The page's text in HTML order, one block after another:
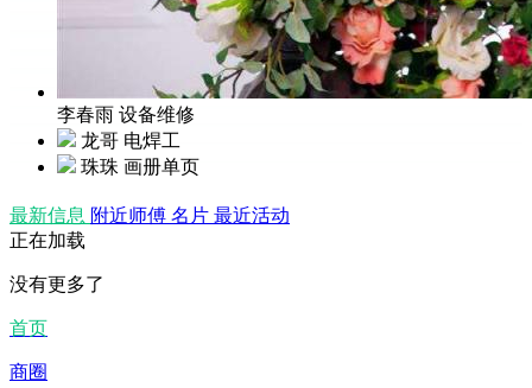
李春雨 设备维修
龙哥 电焊工
珠珠 画册单页
最新信息 附近师傅 名片 最近活动
正在加载
没有更多了
首页
商圈